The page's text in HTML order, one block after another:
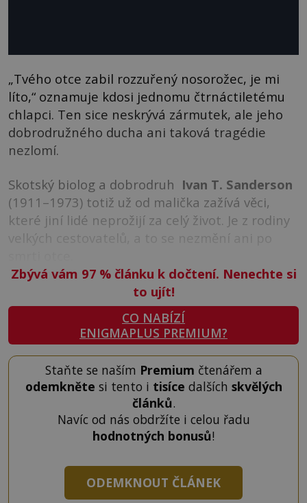
„Tvého otce zabil rozzuřený nosorožec, je mi
líto,“ oznamuje kdosi jednomu čtrnáctiletému
chlapci. Ten sice neskrývá zármutek, ale jeho
dobrodružného ducha ani taková tragédie
nezlomí.
Skotský biolog a dobrodruh Ivan T. Sanderson
(1911–1973) totiž už od malička zažívá věci,
které jiní lidé neprožijí za celý život. Je z rodiny
velkých cestovatelů, a to se nezmění ani po
Zbývá vám 97 %článku k dočtení. Nenechte si
to ujít!
CO NABÍZÍ
ENIGMAPLUS PREMIUM?
Staňte se naším Premium čtenářem a
odemkněte si tento i tisíce dalších skvělých
článků.
Navíc od nás obdržíte i celou řadu
hodnotných bonusů!
ODEMKNOUT ČLÁNEK